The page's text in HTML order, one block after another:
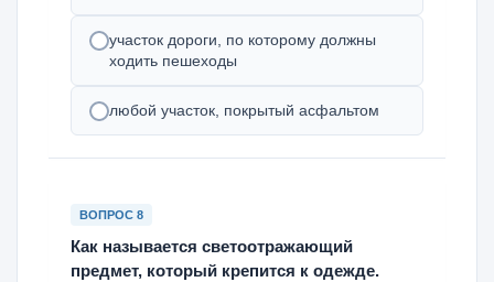
участок дороги, по которому должны
ходить пешеходы
любой участок, покрытый асфальтом
ВОПРОС 8
Как называется светоотражающий
предмет, который крепится к одежде.